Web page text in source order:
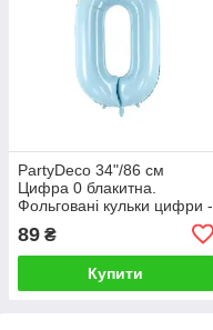
PartyDeco 34"/86 см
Цифра 0 блакитна.
Фольговані кульки цифри -
89 ₴
Купити